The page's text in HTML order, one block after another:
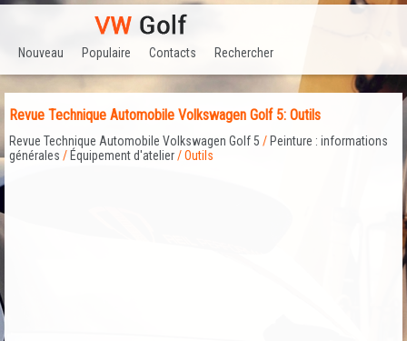
Nouveau Populaire Contacts Rechercher
Revue Technique Automobile Volkswagen Golf 5: Outils
Revue Technique Automobile Volkswagen Golf 5 / Peinture : informations
générales / Équipement d'atelier/ Outils